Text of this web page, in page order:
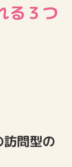
る３つ
問型の